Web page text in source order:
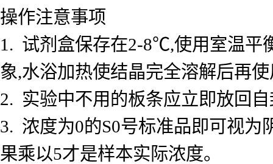
操作注意事项
1. 试剂盒保存在2-8℃,使用室温平
象,水浴加热使结晶完全溶解后再
2. 实验中不用的板条应立即放回
3. 浓度为0的S0号标准品即可视为
果乘以5才是样本实际浓度。